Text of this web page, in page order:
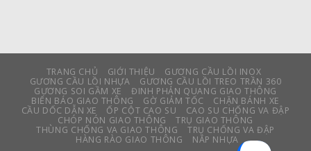
TRANG CHỦ GIỚI THIỆU
GƯƠNG CẦU LỒI INOX
GƯƠNG CẦU LỒI NHỰA
GƯƠNG CẦU LỒI TREO TRẦN 360
GƯƠNG SOI GẦM XE
ĐINH PHẢN QUANG GIAO THÔNG
BIỂN BÁO GIAO THÔNG
GỜ GIẢM TỐC
CHẶN BÁNH XE
CẦU DỐC DẪN XE
ỐP CỘT CAO SU
CAO SU CHỐNG VA ĐẬP
CHÓP NÓN GIAO THÔNG
TRỤ GIAO THÔNG
THÙNG CHỐNG VA GIAO THÔNG
TRỤ CHỐNG VA ĐẬP
HÀNG RÀO GIAO THÔNG
NẮP NHỰA